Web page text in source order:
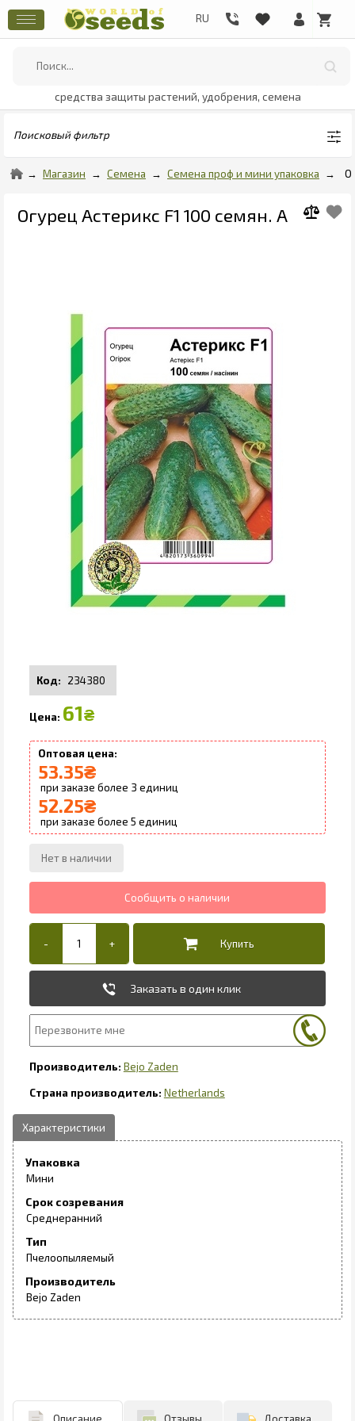
средства защиты растений, удобрения, семена
Поисковый фильтр
Магазин Семена Семена проф и мини упаковка
Огурец Астерикс F1 100 семян. А
234380
61₴
53.35₴
3
52.25₴
5
Заказать в один клик
Bejo Zaden
Netherlands
Упаковка
Мини
Срок созревания
Среднеранний
Тип
Пчелоопыляемый
Производитель
Bejo Zaden